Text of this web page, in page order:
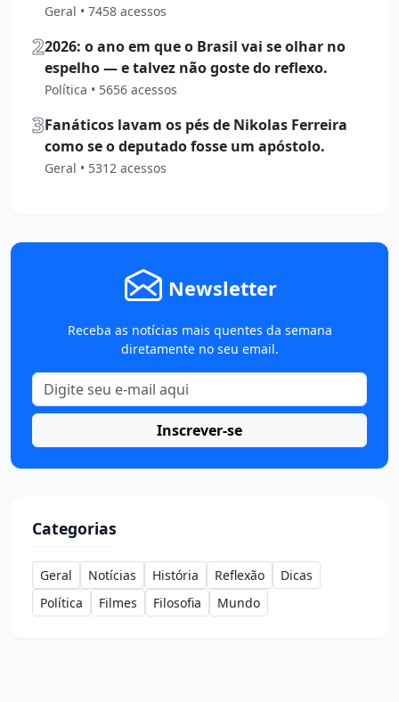
Geral • 7458 acessos
22026: o ano em que o Brasil vai se olhar no
espelho — e talvez não goste do reflexo.
Política • 5656 acessos
3Fanáticos lavam os pés de Nikolas Ferreira
como se o deputado fosse um apóstolo.
Geral • 5312 acessos
Newsletter
Receba as notícias mais quentes da semana
diretamente no seu email.
Inscrever-se
Categorias
Geral Notícias História Reflexão
Dicas
Política
Filmes Filosofia Mundo